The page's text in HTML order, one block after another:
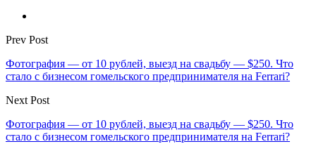
Prev Post
Фотография — от 10 рублей, выезд на свадьбу — $250. Что
стало с бизнесом гомельского предпринимателя на Ferrari?
Next Post
Фотография — от 10 рублей, выезд на свадьбу — $250. Что
стало с бизнесом гомельского предпринимателя на Ferrari?